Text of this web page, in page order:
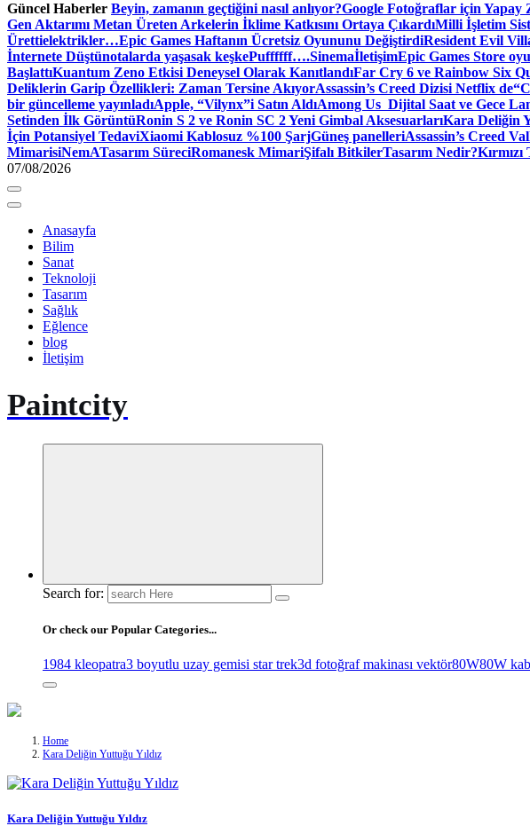
Güncel Haberler Beyin, zamanın geçtiğini nasıl anlıyor?Google Fotoğraflar için Yapay
Gen Aktarımı Metan Üreten Arkelerin İklime Katkısını Ortaya ÇıkardıMilli İşletim
Ürettielektrikler…Epic Games Haftanın Ücretsiz Oyununu DeğiştirdiResident Evil
İnternete Düştünotalarda yaşasak keşkePuffffff….SinemaİletişimEpic Games Store
BaşlattıKuantum Zeno Etkisi Deneysel Olarak KanıtlandıFar Cry 6 ve Rainbow Six
Deliklerin Garip Özellikleri: Zaman Tersine AkıyorAssassin’s Creed Dizisi Netflix de
bir güncelleme yayınladıApple, “Vilynx”i Satın AldıAmong Us Dijital Saat ve Gece
Setinden İlk GörüntüRonin S 2 ve Ronin SC 2 Yeni Gimbal AksesuarlarıKara Deliğin
İçin Potansiyel TedaviXiaomi Kablosuz %100 ŞarjGüneş panelleriAssassin’s Creed
MimarisiNemATasarım SüreciRomanesk MimariŞifalı BitkilerTasarım Nedir?Kırmızı
07/08/2026
Anasayfa
Bilim
Sanat
Teknoloji
Tasarım
Sağlık
Eğlence
blog
İletişim
Paintcity
Search for:
Or check our Popular Categories...
1984 kleopatra3 boyutlu uzay gemisi star trek3d fotoğraf makinası vektör80W80W
Home
Kara Deliğin Yuttuğu Yıldız
Kara Deliğin Yuttuğu Yıldız